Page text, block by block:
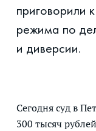
приговорили
режима по
и диверсии.
Сегодня суд в
300 тысяч